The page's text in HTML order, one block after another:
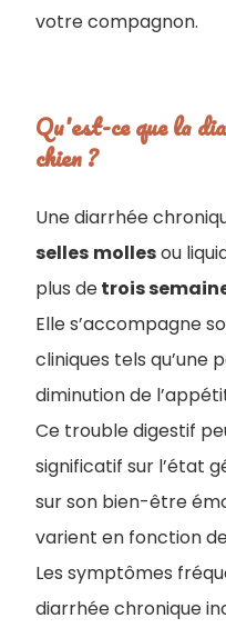
votre compagnon.
Qu'est-ce que la
chien​ ?
Une diarrhée
selles mollesou
plus detrois
Elle s’accompagne
cliniques tels qu’une
diminution de
Ce trouble digestif
significatif sur l’état
sur son bien-être
varient en fonction
Les symptômes
diarrhée chronique